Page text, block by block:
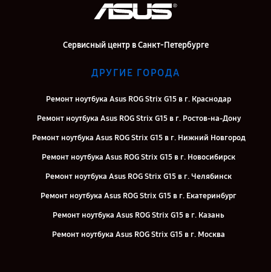
Сервисный центр в Санкт-Петербурге
ДРУГИЕ ГОРОДА
Ремонт ноутбука Asus ROG Strix G15 в г. Краснодар
Ремонт ноутбука Asus ROG Strix G15 в г. Ростов-на-Дону
Ремонт ноутбука Asus ROG Strix G15 в г. Нижний Новгород
Ремонт ноутбука Asus ROG Strix G15 в г. Новосибирск
Ремонт ноутбука Asus ROG Strix G15 в г. Челябинск
Ремонт ноутбука Asus ROG Strix G15 в г. Екатеринбург
Ремонт ноутбука Asus ROG Strix G15 в г. Казань
Ремонт ноутбука Asus ROG Strix G15 в г. Москва